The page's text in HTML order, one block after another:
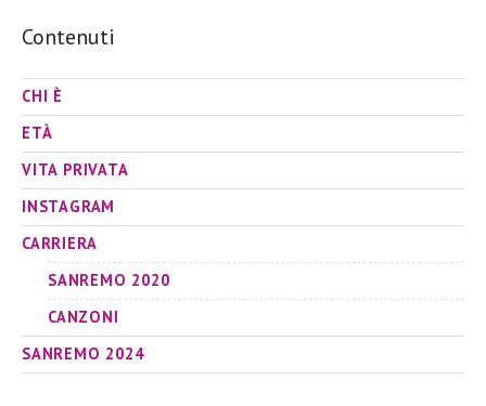
Contenuti
CHI È
ETÀ
VITA PRIVATA
INSTAGRAM
CARRIERA
SANREMO 2020
CANZONI
SANREMO 2024